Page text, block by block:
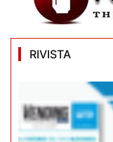
RIVISTA